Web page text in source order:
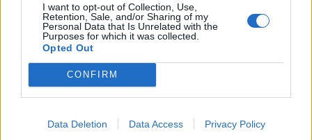
I want to opt-out of Collection, Use,
Retention, Sale, and/or Sharing of my
Personal Data that Is Unrelated with the
Purposes for which it was collected.
Opted Out
CONFIRM
Data Deletion Data Access Privacy Policy
Σύγκρουση δύο τραμ στη Γερμανία – Πάνω
από 20 τραυματίες
6 Αυγούστου 2026, 21:11
Συρία: Δύο νεκροί και 13 τραυματίες από
έκρηξη βόμβας σε λεωφορείο
Έκτακτος ψεκασμός και μέτρα προστασίας